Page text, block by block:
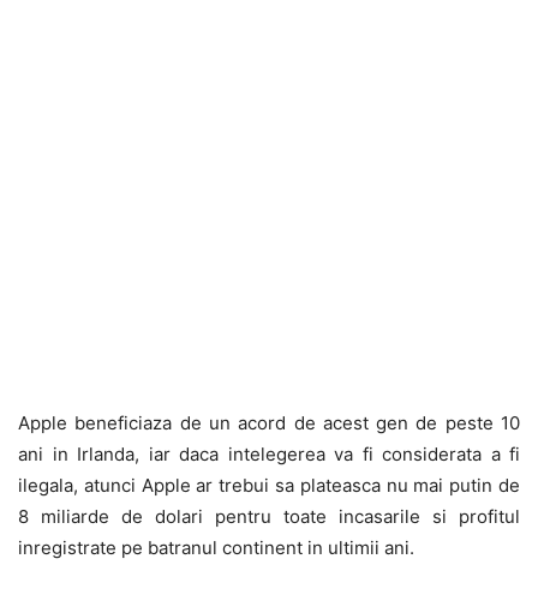
Apple beneficiaza de un acord de acest gen de peste 10
ani in Irlanda, iar daca intelegerea va fi considerata a fi
ilegala, atunci Apple ar trebui sa plateasca nu mai putin de
8 miliarde de dolari pentru toate incasarile si profitul
inregistrate pe batranul continent in ultimii ani.